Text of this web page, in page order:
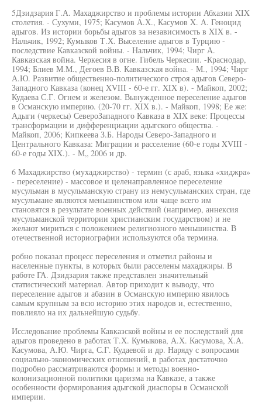
5Дзидзария Г.А. Махаджирство и проблемы истории Абхазии XIX
столетия. - Сухуми, 1975; Касумов А.Х., Касумов X. А. Геноцид
адыгов. Из истории борьбы адыгов за независимость в XIX в. -
Нальчик, 1992; Кумыков Т.Х. Выселение адыгов в Турцию -
последствие Кавказской войны. - Нальчик, 1994; Чирг А.
Кавказская война. Черкесия в огне. Гибель Черкесии. -Краснодар,
1994; Блиев М.М., Дегоев В.В. Кавказская война. - М., 1994; Чирг
А.Ю. Развитие общественно-политического строя адыгов Северо-
Западного Кавказа (конец XVIII - 60-е гг. XIX в). - Майкоп, 2002;
Кудаева С.Г. Огнем и железом. Вынужденное переселение адыгов
в Османскую империю. (20-70 гг. XIX в.). - Майкоп, 1998; Ее же:
Адыги (черкесы) СевероЗападного Кавказа в XIX веке: Процессы
трансформации и дифференциации адыгского общества. -
Майкоп, 2006; Кипкеева З.Б. Народы Северо-Западного и
Центрального Кавказа: Миграции и расселение (60-е годы XVIII -
60-е годы XIX.). - М„ 2006 и др.
6 Махаджирство (мухаджирство) - термин (с араб, языка «хиджра»
- переселение) - массовое и целенаправленное переселение
мусульман в мусульманскую страну из немусульманских стран, где
мусульмане являются меньшинством или чаще всего им
становятся в результате военных действий (например, аннексия
мусульманской территории христианским государством) и не
желают мириться с положением религиозного меньшинства. В
отечественной историографии используются оба термина.
робно показал процесс переселения и отметил районы и
населенные пункты, в которых были расселены махаджиры. В
работе ГА. Дзидзария также представлен значительный
статистический материал. Автор приходит к выводу, что
переселение адыгов и абазин в Османскую империю явилось
самым крупным за всю историю этих народов и, естественно,
повлияло на их дальнейшую судьбу.
Исследование проблемы Кавказской войны и ее последствий для
адыгов проведено в работах Т.Х. Кумыкова, А.Х. Касумова, Х.А.
Касумова, А.Ю. Чирга, С.Г. Кудаевой и др. Наряду с вопросами
социально-экономических отношений, в работах достаточно
подробно рассматриваются формы и методы военно-
колонизационной политики царизма на Кавказе, а также
особенности формирования адыгской диаспоры в Османской
империи.